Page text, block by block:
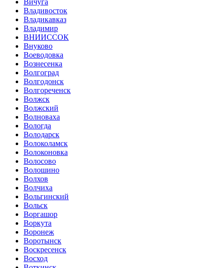
Вичуга
Владивосток
Владикавказ
Владимир
ВНИИССОК
Внуково
Воеводовка
Вознесенка
Волгоград
Волгодонск
Волгореченск
Волжск
Волжский
Волноваха
Вологда
Володарск
Волоколамск
Волоконовка
Волосово
Волошино
Волхов
Волчиха
Вольгинский
Вольск
Воргашор
Воркута
Воронеж
Воротынск
Воскресенск
Восход